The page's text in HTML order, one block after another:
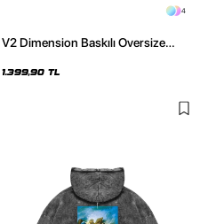
4
V2 Dimension Baskılı Oversize
Hoodie
1.399,90 TL